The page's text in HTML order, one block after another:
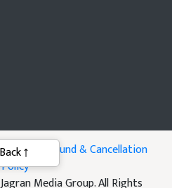
Refund & Cancellation
Policy
Media Group. All Rights
Back